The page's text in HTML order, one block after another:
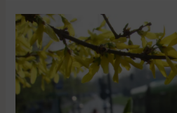
Komunikacja
w
Wielkanoc